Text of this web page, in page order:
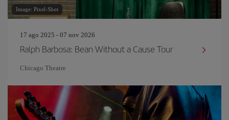
Image: Pixel-Shot
17 ago 2025 - 07 nov 2026
Ralph Barbosa: Bean Without a Cause Tour
Chicago Theatre